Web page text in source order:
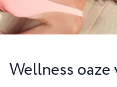
Plaže
Plava Laguna Sport
Marine
Kontakt
Wellness oaze